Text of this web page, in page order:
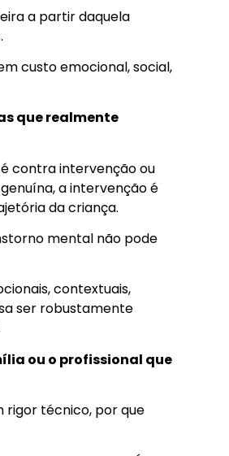
a partir daquela
custo emocional, social,
que realmente
contra intervenção ou
a intervenção é
da criança.
mental não pode
contextuais,
ser robustamente
ou o profissional que
rigor técnico, por que